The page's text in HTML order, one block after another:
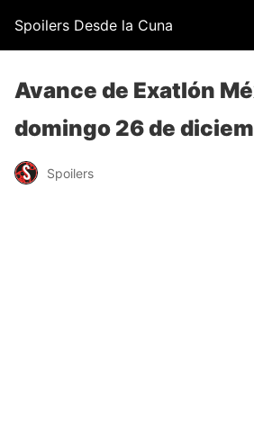
Spoilers Desde la Cuna
Avance de Exatlón
domingo 26 de
Spoilers